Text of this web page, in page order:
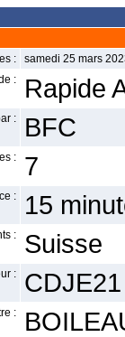
:
samedi 25 mars
:
Rapide
: BFC
: 7
: 15
: Suisse
: CDJE21
: